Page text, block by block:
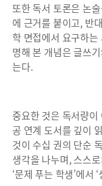
또한 독서 토론은 논
에 근거를 붙이고, 반
학 면접에서 요구하
명해 본 개념은 글쓰
는다.
중요한 것은 독서량이
공 연계 도서를 깊이
것이 수십 권의 단순
생각을 나누며, 스스
‘문제 푸는 학생’에서